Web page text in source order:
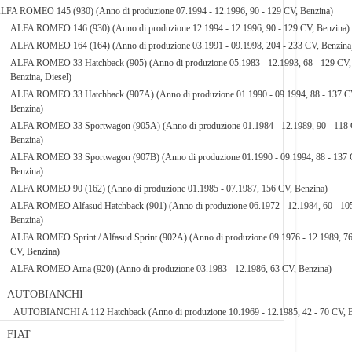
ROMEO 145 (930) (Anno di produzione 07.1994 - 12.1996, 90 - 129 CV, Benzina)
ALFA ROMEO 146 (930) (Anno di produzione 12.1994 - 12.1996, 90 - 129 CV, Benzina)
ALFA ROMEO 164 (164) (Anno di produzione 03.1991 - 09.1998, 204 - 233 CV,
ALFA ROMEO 33 Hatchback (905) (Anno di produzione 05.1983 - 12.1993, 68 - 129 CV,
Benzina, Diesel)
ALFA ROMEO 33 Hatchback (907A) (Anno di produzione 01.1990 - 09.1994, 88 - 137
Benzina)
ALFA ROMEO 33 Sportwagon (905A) (Anno di produzione 01.1984 - 12.1989, 90 - 118
Benzina)
ALFA ROMEO 33 Sportwagon (907B) (Anno di produzione 01.1990 - 09.1994, 88 - 137
Benzina)
ALFA ROMEO 90 (162) (Anno di produzione 01.1985 - 07.1987, 156 CV, Benzina)
ALFA ROMEO Alfasud Hatchback (901) (Anno di produzione 06.1972 - 12.1984, 60 -
Benzina)
ALFA ROMEO Sprint / Alfasud Sprint (902A) (Anno di produzione 09.1976 - 12.1989,
CV, Benzina)
ALFA ROMEO Arna (920) (Anno di produzione 03.1983 - 12.1986, 63 CV, Benzina)
AUTOBIANCHI
AUTOBIANCHI A 112 Hatchback (Anno di produzione 10.1969 - 12.1985, 42 - 70 CV,
FIAT